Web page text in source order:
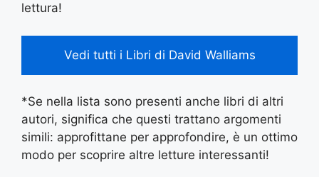
lettura!
Vedi tutti i Libri di David Walliams
*Se nella lista sono presenti anche libri di altri
autori, significa che questi trattano argomenti
simili: approfittane per approfondire, è un ottimo
modo per scoprire altre letture interessanti!